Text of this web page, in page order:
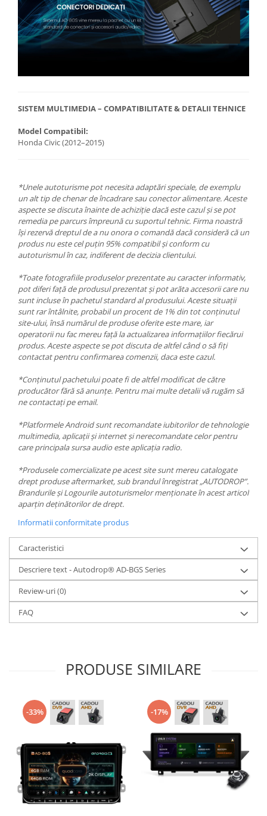
SISTEM MULTIMEDIA – COMPATIBILITATE & DETALII TEHNICE
Model Compatibil:
Honda Civic (2012–2015)
*Unele autoturisme pot necesita adaptări speciale, de exemplu
un alt tip de chenar de încadrare sau conector alimentare. Aceste
aspecte se discuta înainte de achiziție dacă este cazul și se pot
remedia pe parcurs împreună cu suportul tehnic. Firma noastră
își rezervă dreptul de a nu onora o comandă dacă consideră că un
produs nu este cel puțin 95% compatibil și conform cu
autoturismul în caz, indiferent de decizia clientului.
*Toate fotografiile produselor prezentate au caracter informativ,
pot diferi față de produsul prezentat și pot arăta accesorii care nu
sunt incluse în pachetul standard al produsului. Aceste situații
sunt rar întâlnite, probabil un procent de 1% din tot conținutul
site-ului, însă numărul de produse oferite este mare, iar
operatorii nu fac mereu față la actualizarea informațiilor fiecărui
produs. Aceste aspecte se pot discuta de altfel când o să fiți
contactat pentru confirmarea comenzii, daca este cazul.
*Conținutul pachetului poate fi de altfel modificat de către
producător fără să anunțe. Pentru mai multe detalii vă rugăm să
ne contactați pe email.
*Platformele Android sunt recomandate iubitorilor de tehnologie
multimedia, aplicații și internet și nerecomandate celor pentru
care principala sursa audio este aplicația radio.
*Produsele comercializate pe acest site sunt mereu catalogate
drept produse aftermarket, sub brandul înregistrat „AUTODROP”.
Brandurile și Logourile autoturismelor menționate în acest articol
aparțin deținătorilor de drept.
Informatii conformitate produs
Caracteristici
Descriere text - Autodrop® AD-BGS Series
Review-uri(0)
FAQ
PRODUSE SIMILARE
-33% -17%